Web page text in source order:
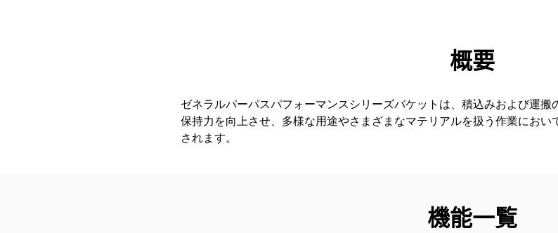
ツアー
概要
ゼネラルパーパスパフォーマンスシリーズバケットは、積込みおよび運
保持力を向上させ、多様な用途やさまざまなマテリアルを扱う作業にお
されます。
機能一覧